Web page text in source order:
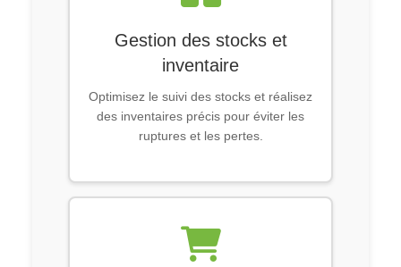
Gestion des stocks et
inventaire
Optimisez le suivi des stocks et réalisez
des inventaires précis pour éviter les
ruptures et les pertes.